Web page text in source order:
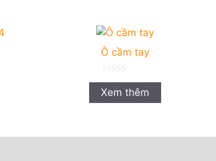
Ô cầm tay
0
n
g
o
Xem thêm